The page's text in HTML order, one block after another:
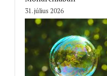
31. július 2026